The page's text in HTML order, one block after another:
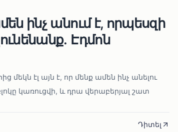
ինչ անում է, որպեսզի
Էդմոն
մեկն էլ այն է, որ մենք ամեն ինչ անելու
կառուցվի, և դրա վերաբերյալ շատ
Դիտել